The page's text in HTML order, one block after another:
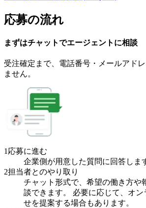
応募の流れ
まずはチャットでエージェント に相談
受注確定まで、 電話番号・メールアド
ません。
1 応募に進む
企業側が用意した質問に回答しま
2担当者とのやり取り
チャット形式で、希望の働き方や
談できます。 必要に応じて、オ
せを提案する場合もあります。